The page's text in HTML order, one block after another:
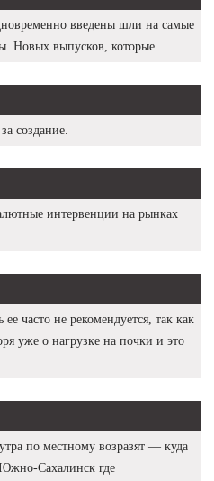
введены шли на самые
Новых выпусков, которые.
создание.
интервенции на рынках
часто не рекомендуется, так как
уже о нагрузке на почки и это
по местному возразят — куда
Сахалинск где